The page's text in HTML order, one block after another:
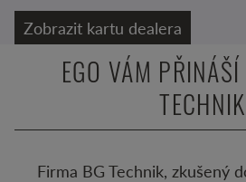
Zobrazit kartu dealera
EGO VÁM
TECHNIK
Firma BG Technik, zkušený